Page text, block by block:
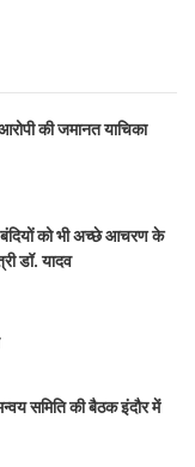
की जमानत याचिका
बंदियों को भी अच्छे आचरण के
डॉ. यादव
समिति की बैठक इंदौर में